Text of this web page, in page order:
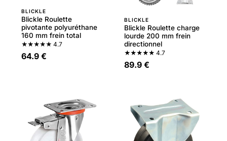
BLICKLE
Blickle Roulette
pivotante polyuréthane
160 mm frein total
★★★★★ 4.7
64.9 €
BLICKLE
Blickle Roulette charge
lourde 200 mm frein
directionnel
★★★★★ 4.7
89.9 €